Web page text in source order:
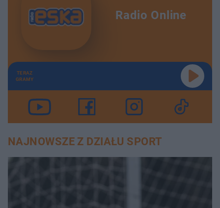
Radio Online
TERAZ
GRAMY
NAJNOWSZE Z DZIAŁU SPORT